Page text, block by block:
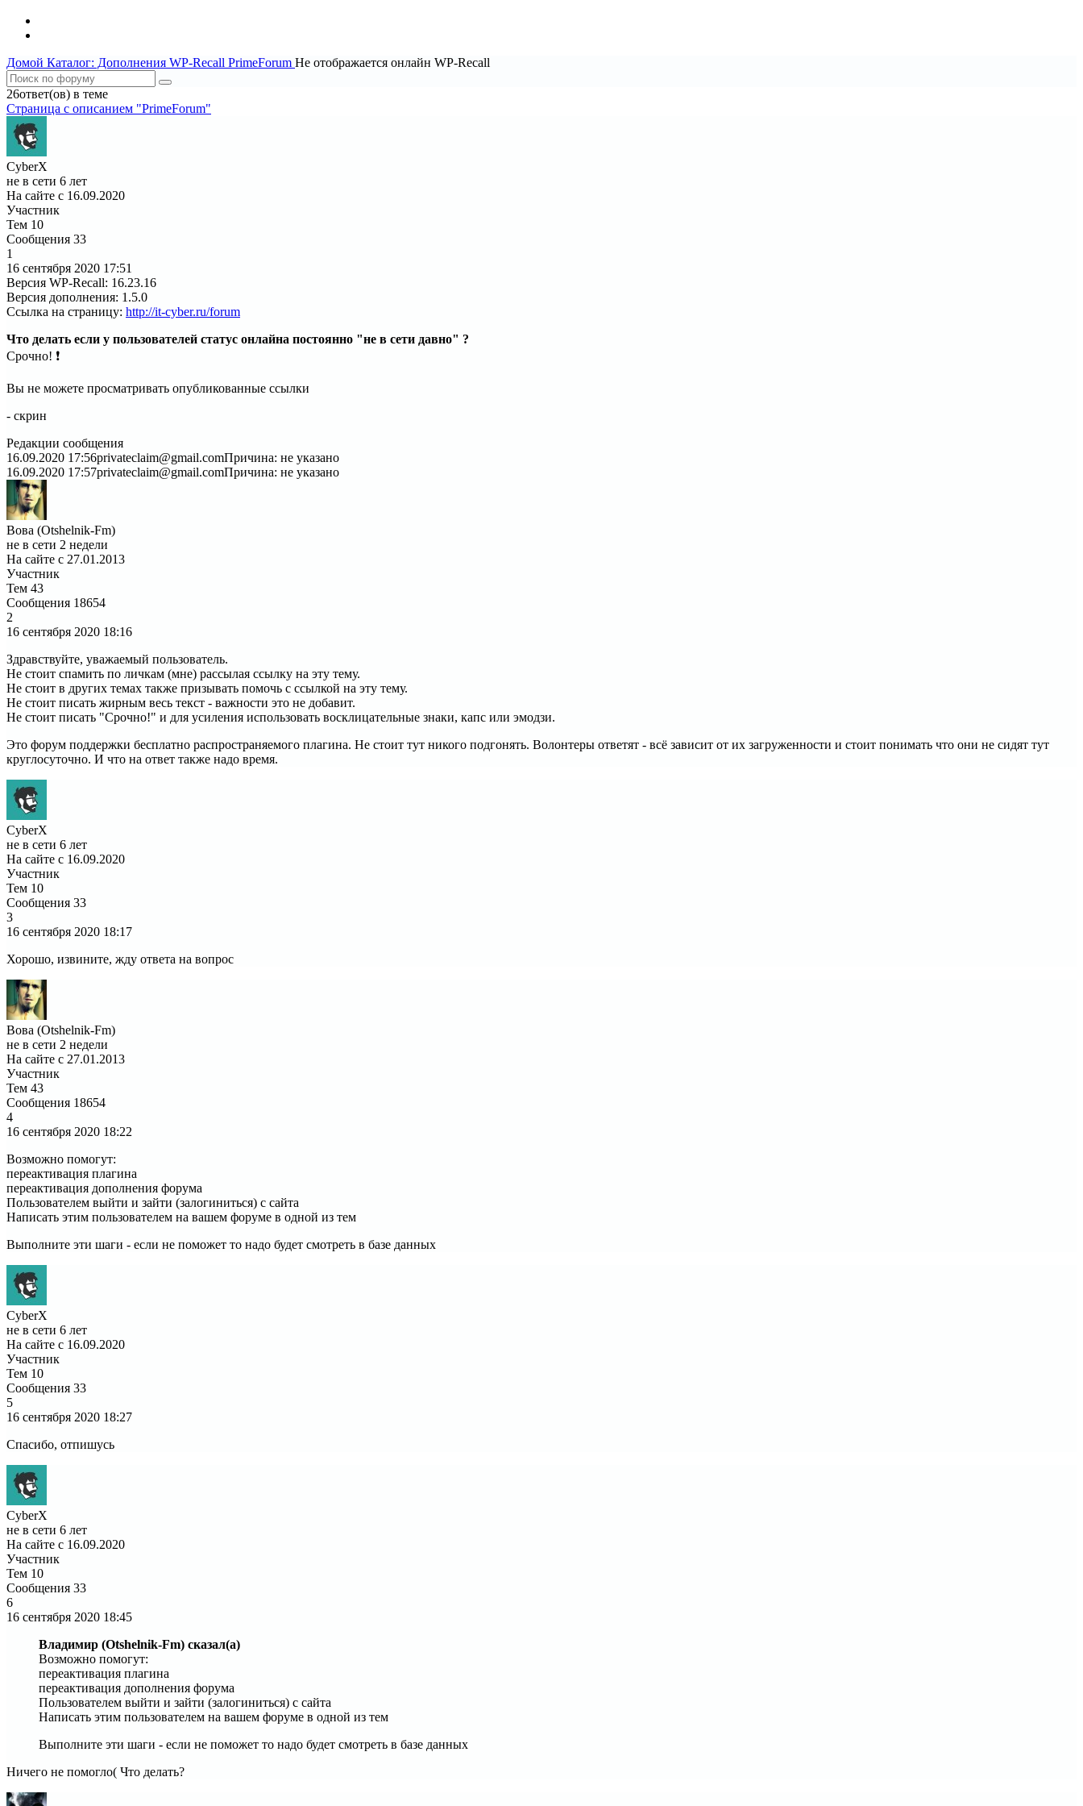
Домой Каталог: Дополнения WP-Recall PrimeForum Не отображается онлайн WP-Recall
26ответ(ов) в теме
Страница c описанием "PrimeForum"
CyberX
не в сети 6 лет
На сайте с 16.09.2020
Участник
Тем 10
Сообщения 33
1
16 сентября 2020 17:51
Версия WP-Recall: 16.23.16
Версия дополнения: 1.5.0
Ссылка на страницу: http://it-cyber.ru/forum
Что делать если у пользователей статус онлайна постоянно "не в сети давно" ?
Срочно! ❗
Вы не можете просматривать опубликованные ссылки
- скрин
Редакции сообщения
16.09.2020 17:56privateclaim@gmail.comПричина: не указано
16.09.2020 17:57privateclaim@gmail.comПричина: не указано
Вова (Otshelnik-Fm)
не в сети 2 недели
На сайте с 27.01.2013
Участник
Тем 43
Сообщения 18654
2
16 сентября 2020 18:16
Здравствуйте, уважаемый пользователь.
Не стоит спамить по личкам (мне) рассылая ссылку на эту тему.
Не стоит в других темах также призывать помочь с ссылкой на эту тему.
Не стоит писать жирным весь текст - важности это не добавит.
Не стоит писать "Срочно!" и для усиления использовать восклицательные знаки, капс или эмодзи.
Это форум поддержки бесплатно распространяемого плагина. Не стоит тут никого подгонять. Волонтеры ответят - всё зависит от их загруженности и стоит понимать что они не сидят тут
круглосуточно. И что на ответ также надо время.
CyberX
не в сети 6 лет
На сайте с 16.09.2020
Участник
Тем 10
Сообщения 33
3
16 сентября 2020 18:17
Хорошо, извините, жду ответа на вопрос
Вова (Otshelnik-Fm)
не в сети 2 недели
На сайте с 27.01.2013
Участник
Тем 43
Сообщения 18654
4
16 сентября 2020 18:22
Возможно помогут:
переактивация плагина
переактивация дополнения форума
Пользователем выйти и зайти (залогиниться) с сайта
Написать этим пользователем на вашем форуме в одной из тем
Выполните эти шаги - если не поможет то надо будет смотреть в базе данных
CyberX
не в сети 6 лет
На сайте с 16.09.2020
Участник
Тем 10
Сообщения 33
5
16 сентября 2020 18:27
Спасибо, отпишусь
CyberX
не в сети 6 лет
На сайте с 16.09.2020
Участник
Тем 10
Сообщения 33
6
16 сентября 2020 18:45
Владимир (Otshelnik-Fm) сказал(а)
Возможно помогут:
переактивация плагина
переактивация дополнения форума
Пользователем выйти и зайти (залогиниться) с сайта
Написать этим пользователем на вашем форуме в одной из тем
Выполните эти шаги - если не поможет то надо будет смотреть в базе данных
Ничего не помогло( Что делать?